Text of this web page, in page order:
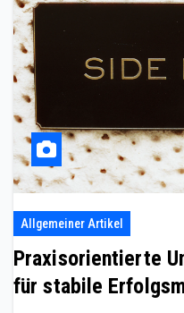
Allgemeiner Artikel
Praxisorientierte
für stabile